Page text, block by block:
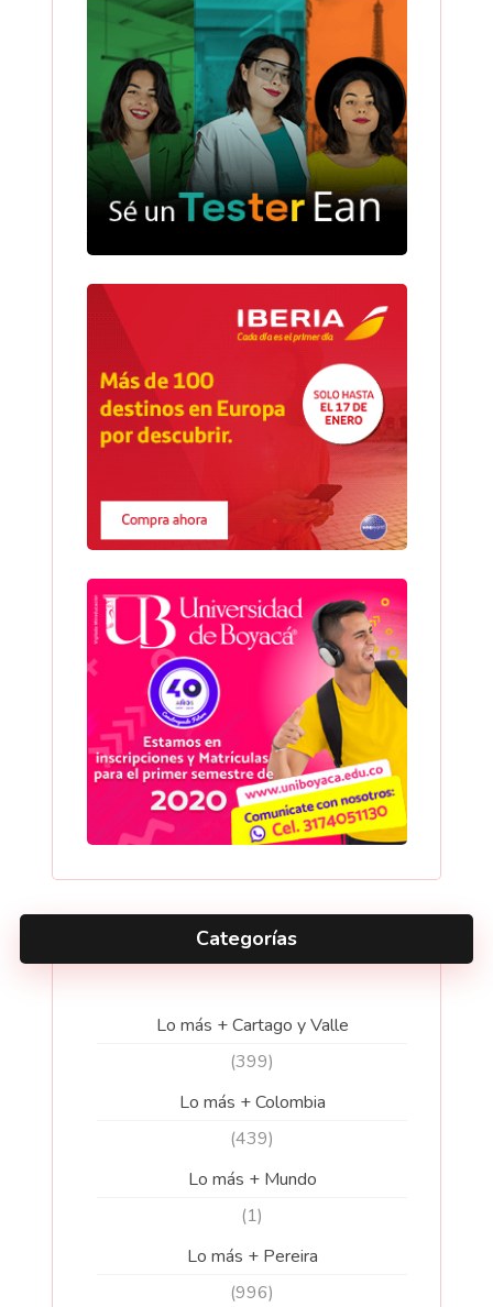
Categorías
Lo más + Cartago y Valle
(399)
Lo más + Colombia
(439)
Lo más + Mundo
(1)
Lo más + Pereira
(996)